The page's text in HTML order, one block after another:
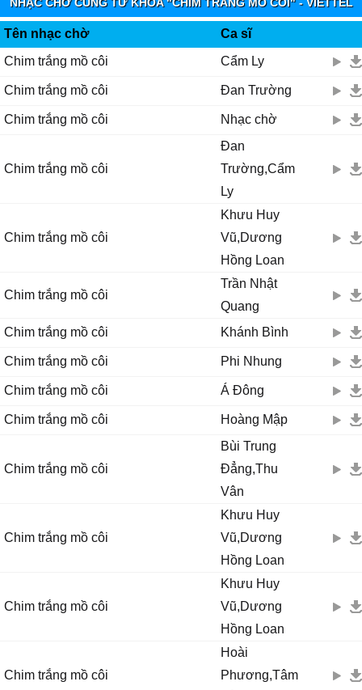
Tên nhạc chờ
Ca sĩ
Chim trắng mồ côi
Cẩm Ly
Chim trắng mồ côi Đan Trường
Chim trắng mồ côi Nhạc chờ
Chim trắng mồ côi
Đan
Trường,Cẩm
Ly
Chim trắng mồ côi
Khưu Huy
Vũ,Dương
Hồng Loan
Chim trắng mồ côi
Trần Nhật
Quang
Chim trắng mồ côi
Khánh Bình
Chim trắng mồ côi Phi Nhung
Chim trắng mồ côi Á Đông
Chim trắng mồ côi Hoàng Mập
Chim trắng mồ côi
Bùi Trung
Đẳng,Thu
Vân
Chim trắng mồ côi
Khưu Huy
Vũ,Dương
Hồng Loan
Chim trắng mồ côi
Khưu Huy
Vũ,Dương
Hồng Loan
Chim trắng mồ côi
Hoài
Phương,Tâm